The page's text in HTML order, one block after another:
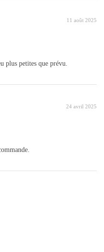
11 août 2025
plus petites que prévu.
24 avril 2025